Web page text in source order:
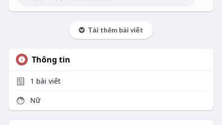
Tải thêm bài viết
Thông tin
1 bài viết
Nữ